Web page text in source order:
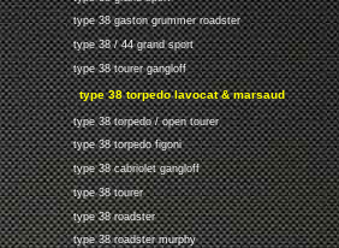
type 38 gaston grummer roadster
type 38 / 44 grand sport
type 38 tourer gangloff
type 38 torpedo lavocat & marsaud
type 38 torpedo / open tourer
type 38 torpedo figoni
type 38 cabriolet gangloff
type 38 tourer
type 38 roadster
type 38 roadster murphy